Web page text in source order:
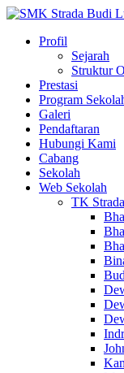
Profil
Sejarah
Struktur
Prestasi
Program
Galeri
Pendaftaran
Hubungi Kami
Cabang
Sekolah
Web Sekolah
TK Strada